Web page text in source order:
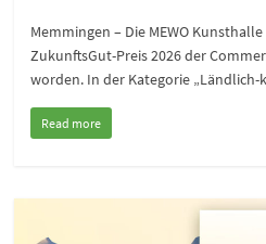
Memmingen – Die MEWO
ZukunftsGut-Preis 2026 der
worden. In der Kategorie
Read more